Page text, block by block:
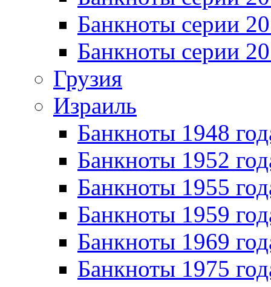
Банкноты серии
Банкноты серии
Грузия
Израиль
Банкноты 1948
Банкноты 1952
Банкноты 1955
Банкноты 1959
Банкноты 1969
Банкноты 1975